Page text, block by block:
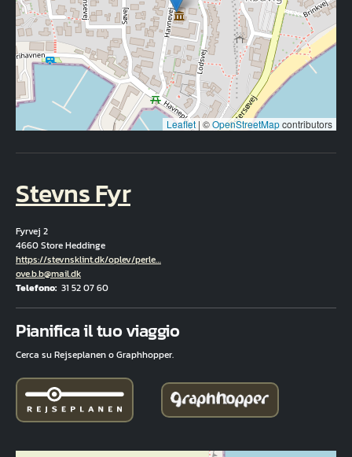
Leaflet | ©OpenStreetMapcontributors
Stevns Fyr
Fyrvej 2
4660 Store Heddinge
Hjemmeside
https://stevnsklint.dk/oplev/perle…
E-mail
ove.b.b@mail.dk
Telefono 31 52 07 60
Pianifica il tuo viaggio
Cerca su Rejseplanen o Graphhopper.